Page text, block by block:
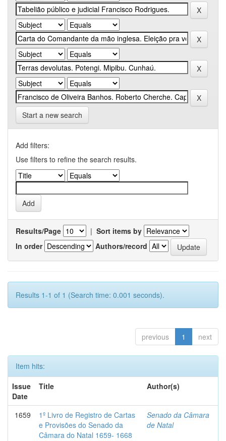
Start a new search
Add filters:
Use filters to refine the search results.
Results/Page | Sort items by
In order
Authors/record
Results 1-1 of 1 (Search time: 0.001 seconds).
previous 1 next
Item hits:
Issue
Date
Title Author(s)
1659
1º Livro de Registro de Cartas
e Provisões do Senado da
Câmara do Natal 1659- 1668
Senado da Câmara
de Natal